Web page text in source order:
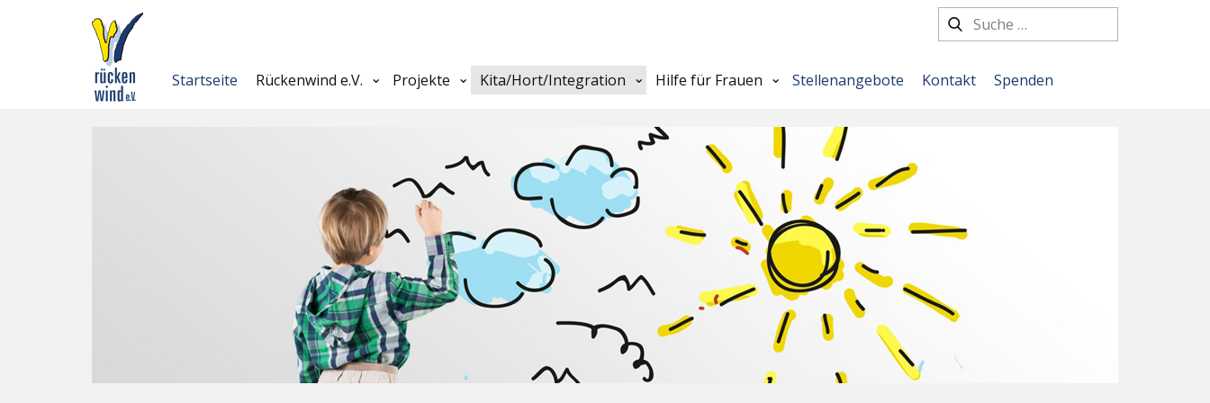
Startseite Rückenwind e.V. Projekte Kita/Hort/Integration Hilfe für Frauen Stellenangebote Kontakt Spenden